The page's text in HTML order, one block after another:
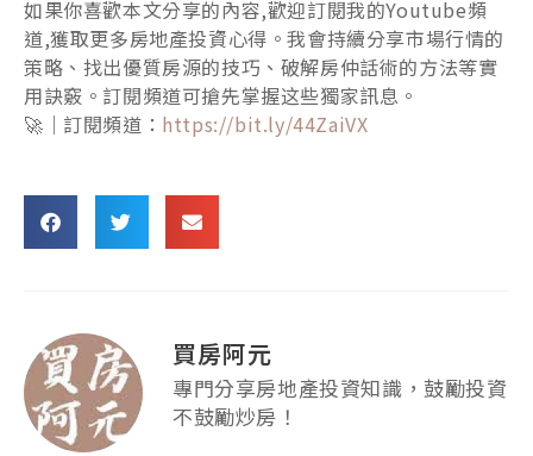
如果你喜歡本文分享的內容,歡迎訂閱我的Youtube頻
道,獲取更多房地產投資心得。我會持續分享市場行情的
策略、找出優質房源的技巧、破解房仲話術的方法等實
用訣竅。訂閱頻道可搶先掌握这些獨家訊息。
🚀｜訂閱頻道： https://bit.ly/44ZaiVX
買房阿元
專門分享房地產投資知識，鼓勵投資
不鼓勵炒房！